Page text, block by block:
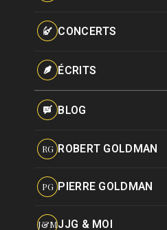
Pseudonymes
CONCERTS
ÉCRITS
Interviews
BLOG
RG ROBERT GOLDMAN
PG PIERRE GOLDMAN
J&MJJG & MOI